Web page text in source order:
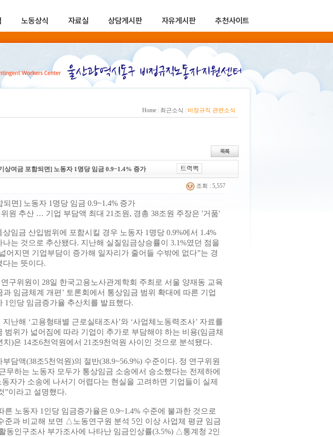
노동상식 자료실 상담게시판 자유게시판 추천사이트
Home 최근소식 비정규직 관련소식
상여금 포함되면] 노동자 1명당 임금 0.9~1.4% 증가
조회 : 5,557
면] 노동자 1명당 임금 0.9~1.4% 증가
원 추산 … 기업 부담액 최대 21조원, 경총 38조원 주장은 '거품'
임금 산입범위에 포함시킬 경우 노동자 1명당 0.9%에서 1.4%
는 것으로 추산됐다. 지난해 실질임금상승률이 3.1%였던 점을
어지면 기업부담이 증가해 일자리가 줄어들 수밖에 없다”는 경
다는 뜻이다.
구위원이 28일 한국고용노사관계학회 주최로 서울 양재동 교육
과 임금체계 개편’ 토론회에서 통상임금 범위 확대에 따른 기업
1인당 임금증가율 추산치를 발표했다.
난해 ‘고용형태별 근로실태조사’와 ‘사업체노동력조사’ 자료를
범위가 넓어짐에 따라 기업이 추가로 부담해야 하는 비용(임금채
치)은 14조6천억원에서 21조9천억원 사이인 것으로 분석됐다.
담액(38조5천억원)의 절반(38.9~56.9%) 수준이다. 정 연구위원
무하는 노동자 모두가 통상임금 소송에서 승소했다는 전제하에
자가 소송에 나서기 어렵다는 현실을 고려하면 기업들이 실제
”이라고 설명했다.
른 노동자 1인당 임금증가율은 0.9~1.4% 수준에 불과한 것으로
준과 비교해 보면 △노동연구원 분석 5인 이상 사업체 평균 임금
동인구조사 부가조사에 나타난 임금인상률(3.5%) △통계청 2인